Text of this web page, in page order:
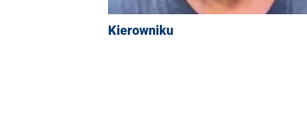
Kierowniku